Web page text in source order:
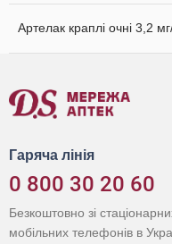
Артелак краплі очні 3,2
Гаряча лінія
0 800 30 20 60
Безкоштовно зі
мобільних телефонів в